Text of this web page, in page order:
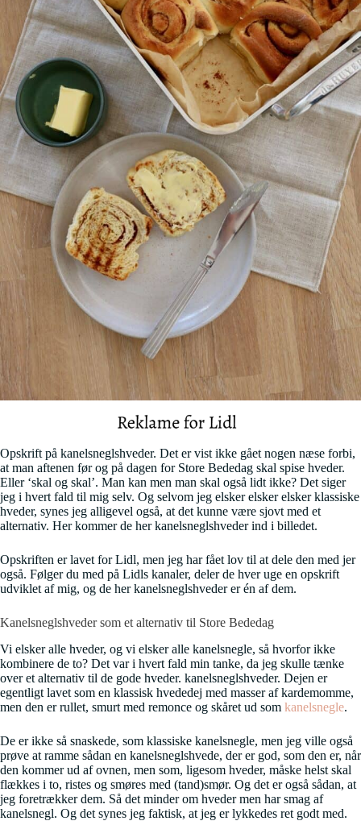
Opskrift på kanelsneglshveder. Det er vist ikke gået nogen næse forbi,
at man aftenen før og på dagen for Store Bededag skal spise hveder.
Eller ‘skal og skal’. Man kan men man skal også lidt ikke? Det siger
jeg i hvert fald til mig selv. Og selvom jeg elsker elsker elsker klassiske
hveder, synes jeg alligevel også, at det kunne være sjovt med et
alternativ. Her kommer de her kanelsneglshveder ind i billedet.
Opskriften er lavet for Lidl, men jeg har fået lov til at dele den med jer
også. Følger du med på Lidls kanaler, deler de hver uge en opskrift
udviklet af mig, og de her kanelsneglshveder er én af dem.
Kanelsneglshveder som et alternativ til Store Bededag
Vi elsker alle hveder, og vi elsker alle kanelsnegle, så hvorfor ikke
kombinere de to? Det var i hvert fald min tanke, da jeg skulle tænke
over et alternativ til de gode hveder. kanelsneglshveder. Dejen er
egentligt lavet som en klassisk hvededej med masser af kardemomme,
men den er rullet, smurt med remonce og skåret ud som kanelsnegle.
De er ikke så snaskede, som klassiske kanelsnegle, men jeg ville også
prøve at ramme sådan en kanelsneglshvede, der er god, som den er, når
den kommer ud af ovnen, men som, ligesom hveder, måske helst skal
flækkes i to, ristes og smøres med (tand)smør. Og det er også sådan, at
jeg foretrækker dem. Så det minder om hveder men har smag af
kanelsnegl. Og det synes jeg faktisk, at jeg er lykkedes ret godt med.